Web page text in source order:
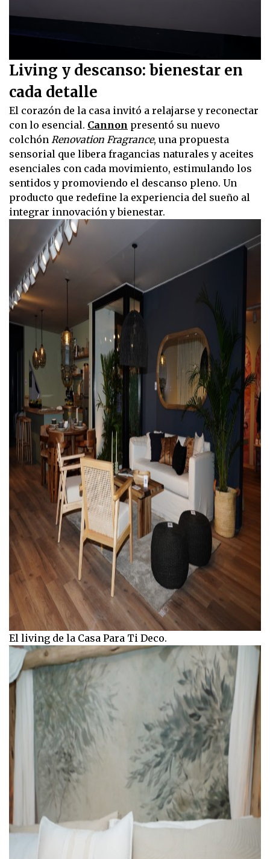
0
seconds
1
21
seconds
Living y descanso: bienestar en
cada detalle
El corazón de la casa invitó a relajarse y reconectar
con lo esencial. Cannon presentó su nuevo
colchón Renovation Fragrance, una propuesta
sensorial que libera fragancias naturales y aceites
esenciales con cada movimiento, estimulando los
sentidos y promoviendo el descanso pleno. Un
producto que redefine la experiencia del sueño al
integrar innovación y bienestar.
El living de la Casa Para Ti Deco.